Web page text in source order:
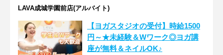
LAVA成城学園前店(アルバイト)
【ヨガスタジオの受付】時給1500
円～★未経験＆Wワーク◎ヨガ講
座が無料＆ネイルOK♪